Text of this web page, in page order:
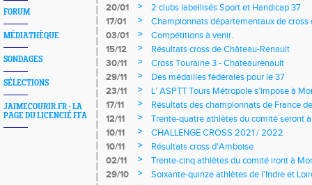
FORUM
MÉDIATHÈQUE
SONDAGES
SÉLECTIONS
JAIMECOURIR.FR - LA
PAGE DU LICENCIÉ FFA
20/01
>
2 clubs labellisés Sport et Handicap 37
17/01
>
Championnats départementaux de cross
longs et meetings en salle
03/01 >
Compétitions à venir.
15/12
>
Résultats cross de Château-Renault
30/11
>
Cross Touraine 3 - Chateaurenault
29/11
>
Des médailles fédérales pour le 37
23/11
>
L’ ASPTT Tours Métropole s'impose à
17/11
>
Résultats des championnats de France
12/11
>
Trente-quatre athlètes du comité seront
10/11
>
CHALLENGE CROSS 2021 / 2022
10/11
>
Résultats cross d'Amboise
02/11
>
Trente-cinq athlètes du comité iront à
29/10
>
Soixante-quinze athlètes de l'Indre et